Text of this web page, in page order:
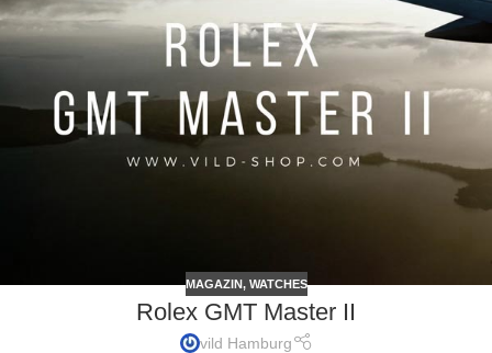
MAGAZIN, WATCHES
Rolex GMT Master II
vild Hamburg